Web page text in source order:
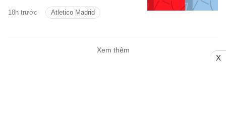
18h trước Atletico Madrid
Xem thêm
X